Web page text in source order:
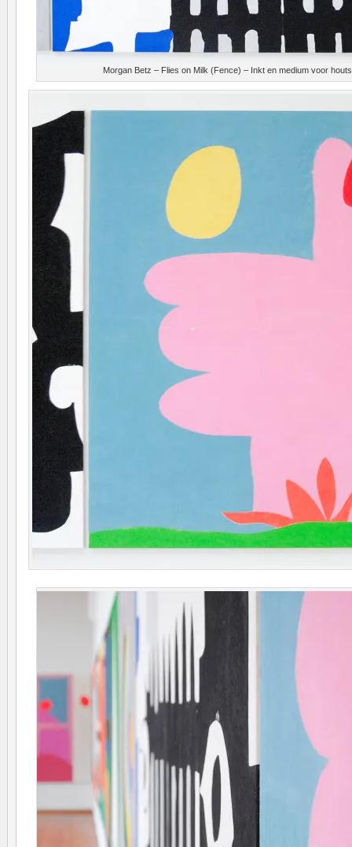
Morgan Betz – Flies on Milk (Fence) – Inkt en medium voor